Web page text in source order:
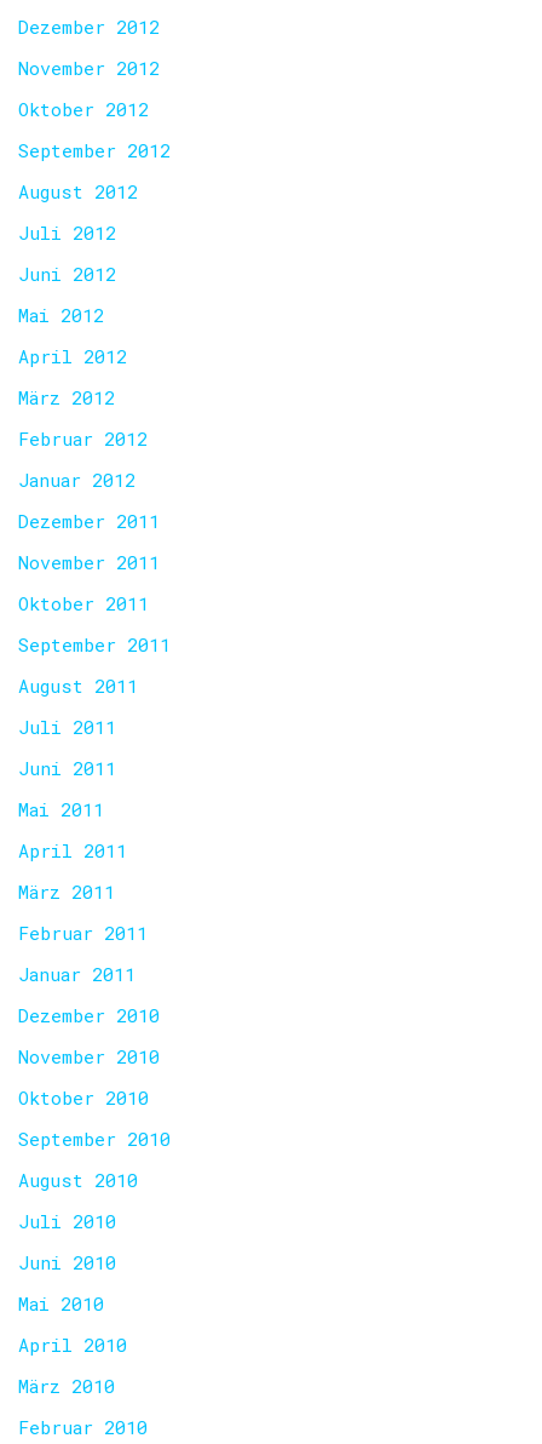
Dezember 2012
November 2012
Oktober 2012
September 2012
August 2012
Juli 2012
Juni 2012
Mai 2012
April 2012
März 2012
Februar 2012
Januar 2012
Dezember 2011
November 2011
Oktober 2011
September 2011
August 2011
Juli 2011
Juni 2011
Mai 2011
April 2011
März 2011
Februar 2011
Januar 2011
Dezember 2010
November 2010
Oktober 2010
September 2010
August 2010
Juli 2010
Juni 2010
Mai 2010
April 2010
März 2010
Februar 2010